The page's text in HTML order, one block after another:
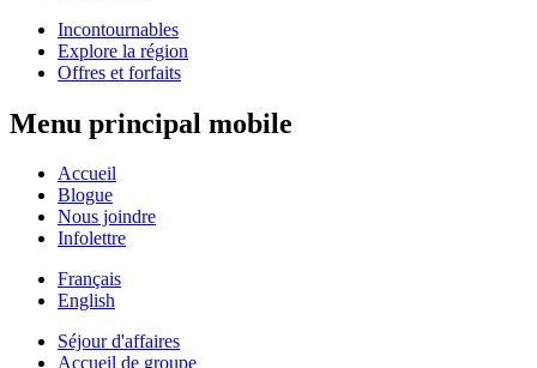
Incontournables
Explore la région
Offres et forfaits
Menu principal mobile
Accueil
Blogue
Nous joindre
Infolettre
Français
English
Séjour d'affaires
Accueil de groupe